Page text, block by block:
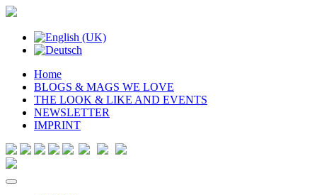
Home
BLOGS & MAGS WE LOVE
THE LOOK & LIKE AND EVENTS
NEWSLETTER
IMPRINT